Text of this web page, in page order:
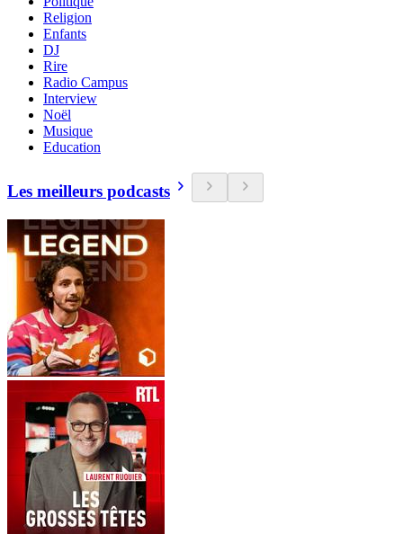
Religion
Enfants
DJ
Rire
Radio Campus
Interview
Noël
Musique
Education
Les meilleurs podcasts